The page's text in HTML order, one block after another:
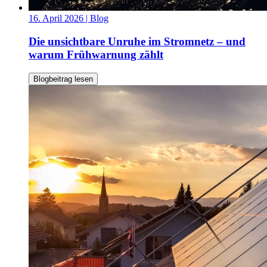
16. April 2026 | Blog
Die unsichtbare Unruhe im Stromnetz – und
warum Frühwarnung zählt
Blogbeitrag lesen